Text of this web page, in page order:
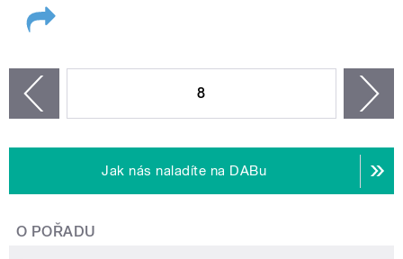
8
Jak nás naladíte na DABu
O POŘADU